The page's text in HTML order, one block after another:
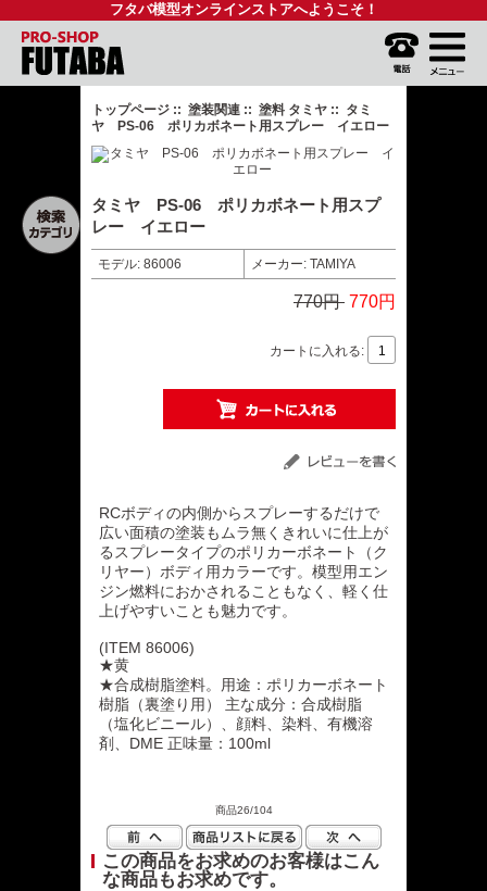
フタバ模型オンラインストアへようこそ！
トップページ :: 塗装関連 :: 塗料 タミヤ :: タミ
ヤ PS-06 ポリカボネート用スプレー イエロー
タミヤ PS-06 ポリカボネート用スプ
レー イエロー
モデル: 86006 メーカー: TAMIYA
770円 770円
カートに入れる:
RCボディの内側からスプレーするだけで
広い面積の塗装もムラ無くきれいに仕上が
るスプレータイプのポリカーボネート（ク
リヤー）ボディ用カラーです。模型用エン
ジン燃料におかされることもなく、軽く仕
上げやすいことも魅力です。
(ITEM 86006)
★黄
★合成樹脂塗料。用途：ポリカーボネート
樹脂（裏塗り用） 主な成分：合成樹脂
（塩化ビニール）、顔料、染料、有機溶
剤、DME 正味量：100ml
商品26/104
この商品をお求めのお客様はこん
な商品もお求めです。